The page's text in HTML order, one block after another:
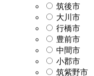
筑後市
大川市
行橋市
豊前市
中間市
小郡市
筑紫野市